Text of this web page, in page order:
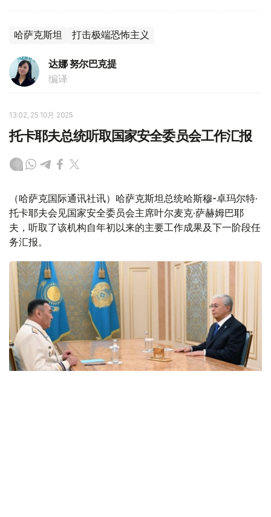
哈萨克斯坦 打击极端恐怖主义
达娜 努尔巴克提
编译
13:02, 25 10月 2025
托卡耶夫总统听取国家安全委员会工作汇报
（哈萨克国际通讯社讯）哈萨克斯坦总统哈斯穆-卓玛尔特·
托卡耶夫会见国家安全委员会主席叶尔麦克·萨赫姆巴耶
夫，听取了该机构自年初以来的主要工作成果及下一阶段任
务汇报。